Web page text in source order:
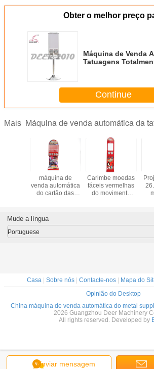
Obter o melhor preço
Máquina de Venda
Tatuagens
Continue
Mais Máquina de venda automática da
do
papel
máquina de
venda automática
do cartão das
todas as peças de
metal para
Carimbe moedas
fáceis vermelhas
do movimento
66cm da
centro de jogo
Enviar mensagem
Mude a língua
Portuguese
Casa | Sobre nós | Contacte-nos | Mapa do
Opinião do Desktop
China máquina de venda automática do metal
2026 Guangzhou Deer Machinery
All rights reserved. Developed by